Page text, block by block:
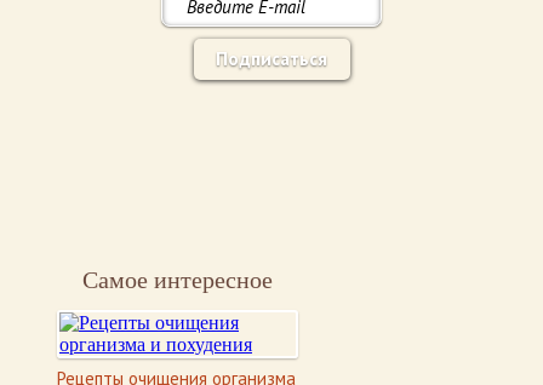
Подписаться
Самое интересное
Рецепты очищения организма